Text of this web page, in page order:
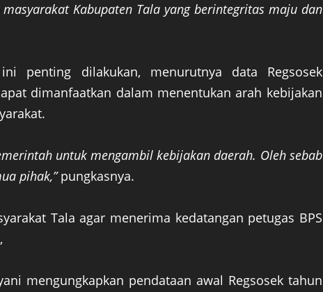
Kabupaten Tala yang berintegritas maju dan
penting dilakukan, menurutnya data Regsosek
dimanfaatkan dalam menentukan arah kebijakan
untuk mengambil kebijakan daerah. Oleh sebab
pihak,”pungkasnya.
Tala agar menerima kedatangan petugas BPS
mengungkapkan pendataan awal Regsosek tahun